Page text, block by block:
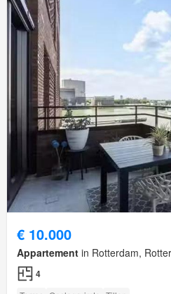
€ 10.000
Appartement in Rotterdam,
4